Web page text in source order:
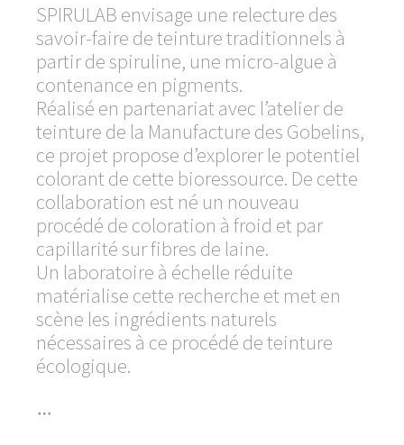
SPIRULAB envisage une relecture des
savoir-faire de teinture traditionnels à
partir de spiruline, une micro-algue à
contenance en pigments.
Réalisé en partenariat avec l’atelier de
teinture de la Manufacture des Gobelins,
ce projet propose d’explorer le potentiel
colorant de cette bioressource. De cette
collaboration est né un nouveau
procédé de coloration à froid et par
capillarité sur fibres de laine.
Un laboratoire à échelle réduite
matérialise cette recherche et met en
scène les ingrédients naturels
nécessaires à ce procédé de teinture
écologique.
